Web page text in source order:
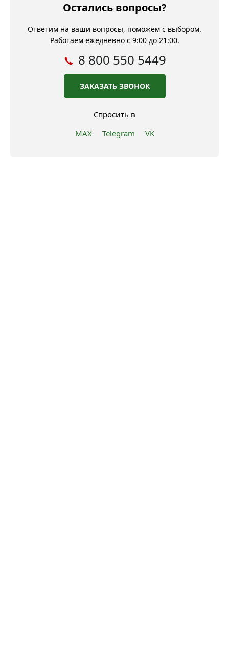
Остались вопросы?
Ответим на ваши вопросы, поможем с выбором.
Работаем ежедневно с 9:00 до 21:00.
8 800 550 5449
ЗАКАЗАТЬ ЗВОНОК
Спросить в
MAX
Telegram VK